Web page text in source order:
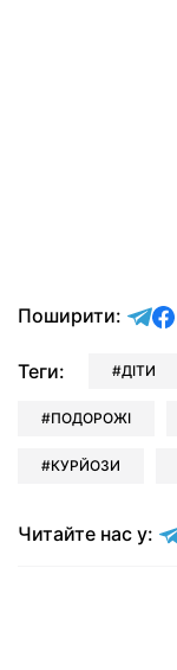
Поширити:
Теги: ДІТИ
ПОДОРОЖІ
КУРЙОЗИ
Читайте нас у: